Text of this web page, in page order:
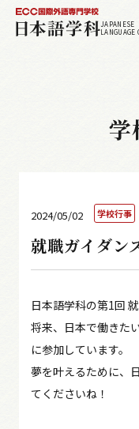
JAPANESE
LANGUAGE
学
2024/05/02 学校行事
就職ガイダン
日本語学科の第1回
将来、日本で働きた
に参加しています。
夢を叶えるために、
てくださいね！